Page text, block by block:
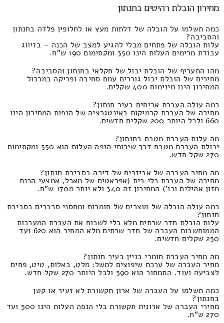
מחירון הובלת רהיטים בחנתון
כמה תשלמו על הובלה של דלתות מעץ או לחלופין פלדה בחנתון
והסביבה?
עלות הובלה של פתחים מבלי להגיע למצב של הכנה – בזיווג
עבודת מרימים העלות הינו 350 ומקסימום 190 ש"ח.
מהו התעריף של הובלת יבול של חקלאי בחנתון והסביבה?
מחירים של הובלת יבול גוררים עמם סחיבה ופריקה במרכול
המחירון הינו מינימום 400 שקלים.
כמה עולה העברת אריחים בעיר חנתון?
מחירה של העברת קרמיקות באינטגרציה של הנפות המחירון הינו
660 ולכל היותר 200 שקלים חדשים.
מה עלות העברת מטבח בחנתון?
יכולת העברת מטבח דרך שירותי הנפה העלות הוא 550 ומקסימום
270 שקל חדש.
מה מחיר העברה של אביזרים של דירה בסביבת חנתון?
מחירה של העברת כלי בית (אפראטים של מאכל, אמצעי הכנת
מזון אהילים וכו') המחירון זה 340 ולא יותר מ170 ש"ח.
כמה עולה הובלה של מוצרים של חומרות ומחסני סרברים בסביבת
חנתון?
עלות הובלת חדר שרתים מלא בלי לשכוח את העברת המערכות
הממוחשבות העברה של חדר שרתים מלא המחיר הוא 620 ועד
250 שקלים חדשים.
מה מחיר העברת חומרי בניין בעיר חנתון?
מחיר העברה של ערכת שיפוצים למשל: מלט, באלות, טיט, פחים
לצביעה ועוד. התמחור הוא 390 ולכל היותר 270 שקל חדש.
כמה תשלמו על העברה של ארון תקשורת לא זעיר או קטן
בחנתון?
מחירי העברה של ארונית תקשורת בלי הנפה העלות הינו 500 ועד
270 ש"ח.